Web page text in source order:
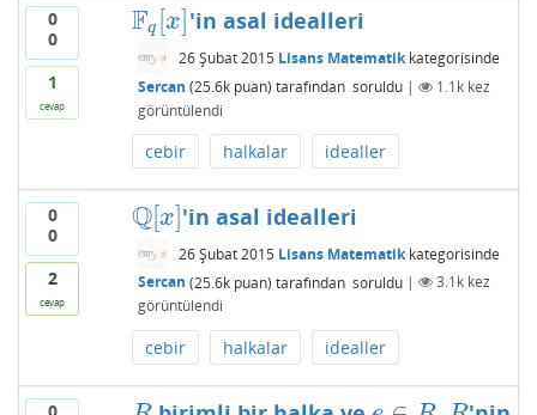
0
0
1
cevap
Fq [x]
Fq[ x] 'in asal idealleri
26 Şubat 2015 Lisans Matematikkategorisinde
Sercan (25.6kpuan) tarafından soruldu | 1.1kkez
görüntülendi
cebir halkalar idealler
0
0
2
cevap
Q[x]
Q[ x] 'in asal idealleri
26 Şubat 2015 Lisans Matematikkategorisinde
Sercan (25.6kpuan) tarafından soruldu | 3.1kkez
görüntülendi
cebir halkalar idealler
0